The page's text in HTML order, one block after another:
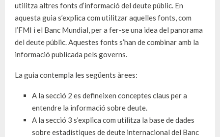
utilitza altres fonts d’informació del deute públic. En
aquesta guia s’explica com utilitzar aquelles fonts, com
l’FMI i el Banc Mundial, per a fer-se una idea del panorama
del deute públic. Aquestes fonts s’han de combinar amb la
informació publicada pels governs.
La guia contempla les següents àrees:
A la secció 2 es defineixen conceptes claus per a
entendre la informació sobre deute.
A la secció 3 s’explica com utilitza la base de dades
sobre estadístiques de deute internacional del Banc